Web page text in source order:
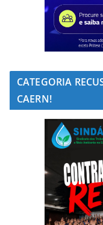
CATEGORIA
CAERN!